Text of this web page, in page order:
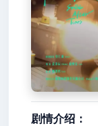
剧情介绍：